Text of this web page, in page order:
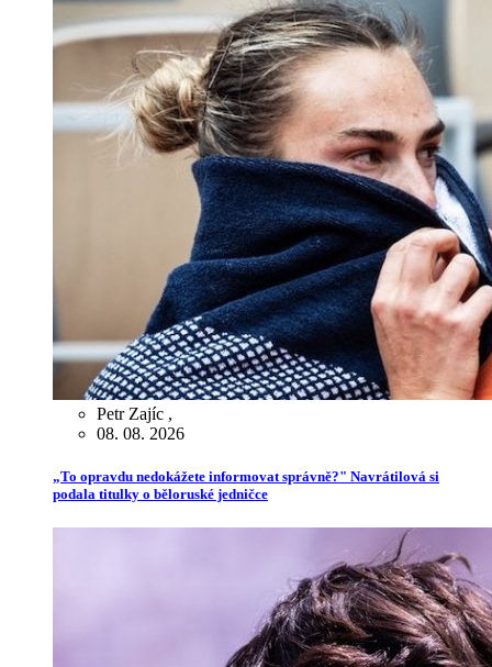
Petr Zajíc ,
08. 08. 2026
„To opravdu nedokážete informovat správně?" Navrátilová si
podala titulky o běloruské jedničce